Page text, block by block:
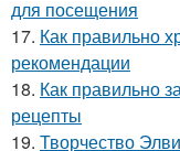
для посещения
17. Как правильно
рекомендации
18. Как правильно
рецепты
19. Творчество